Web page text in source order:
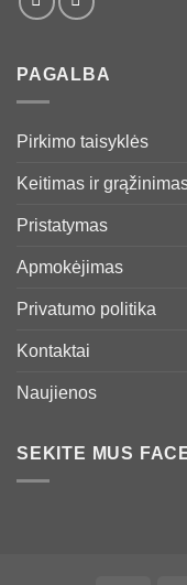
PAGALBA
Pirkimo taisyklės
Keitimas ir
Pristatymas
Apmokėjimas
Privatumo politika
Kontaktai
Naujienos
SEKITE MUS